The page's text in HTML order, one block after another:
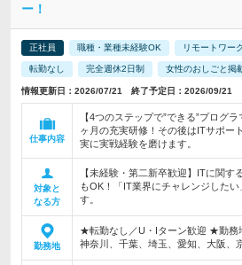
ー！
正社員 職種・業種未経験OK リモートワー
転勤なし 完全週休2日制 女性のおしごと掲
情報更新日：2026/07/21 終了予定日：2026/09/21
仕事内容
【4つのステップで”できる”プログ
ヶ月の充実研修！その後はITサポー
実に実戦経験を磨けます。
対象と
なる方
【未経験・第二新卒歓迎】ITに関す
もOK！「IT業界にチャレンジした
す。
勤務地
★転勤なし／U・Iターン歓迎 ★勤務
神奈川、千葉、埼玉、愛知、大阪、